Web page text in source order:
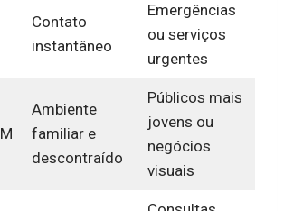
Contato
instantâneo
Emergências
ou serviços
urgentes
Ambiente
familiar e
descontraído
Públicos mais
jovens ou
negócios
visuais